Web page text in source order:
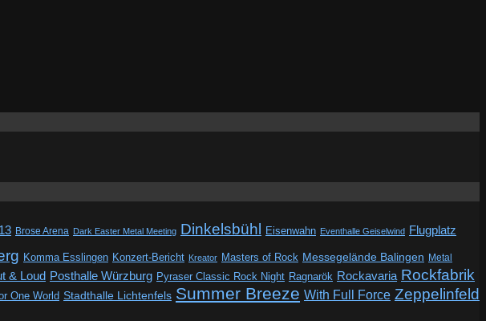
Brose Arena Dark Easter Metal Meeting Dinkelsbühl Eisenwahn Eventhalle Geiselwind Flugplatz
Komma Esslingen Konzert-Bericht Kreator Masters of Rock Messegelände Balingen Metal
& Loud Posthalle Würzburg Pyraser Classic Rock Night Ragnarök Rockavaria Rockfabrik
One World Stadthalle Lichtenfels Summer Breeze With Full Force Zeppelinfeld